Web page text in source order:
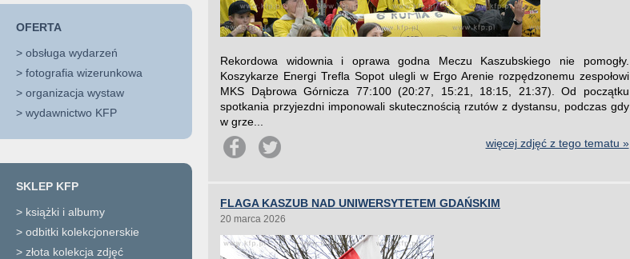
OFERTA
> obsługa wydarzeń
> fotografia wizerunkowa
> organizacja wystaw
> wydawnictwo KFP
SKLEP KFP
> książki i albumy
> odbitki kolekcjonerskie
> złota kolekcja zdjęć
Rekordowa widownia i oprawa godna Meczu Kaszubskiego nie pomogły.
Koszykarze Energi Trefla Sopot ulegli w Ergo Arenie rozpędzonemu zespołowi
MKS Dąbrowa Górnicza 77:100 (20:27, 15:21, 18:15, 21:37). Od początku
spotkania przyjezdni imponowali skutecznością rzutów z dystansu, podczas gdy
w grze...
więcej zdjęć z tego tematu »
FLAGA KASZUB NAD UNIWERSYTETEM GDAŃSKIM
20 marca 2026